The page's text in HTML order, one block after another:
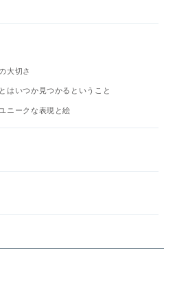
大切さ
いつか見つかるということ
ニークな表現と絵